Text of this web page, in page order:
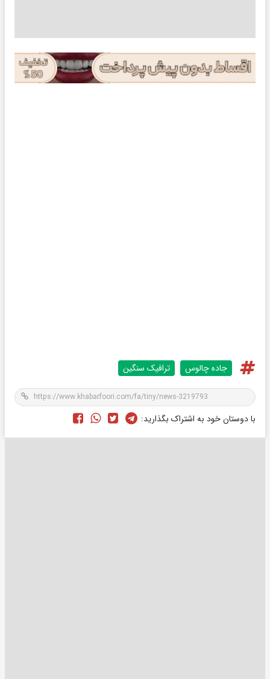
جاده چالوس ترافیک سنگین
با دوستان خود به اشتراک بگذارید: